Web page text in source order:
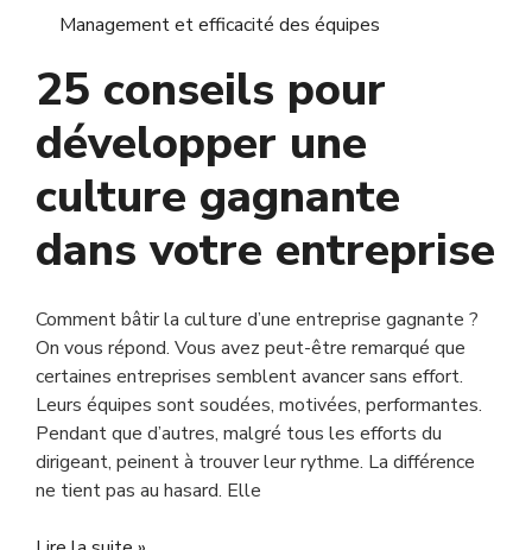
Management et efficacité des équipes
25 conseils pour
développer une
culture gagnante
dans votre entreprise
Comment bâtir la culture d’une entreprise gagnante ?
On vous répond. Vous avez peut-être remarqué que
certaines entreprises semblent avancer sans effort.
Leurs équipes sont soudées, motivées, performantes.
Pendant que d’autres, malgré tous les efforts du
dirigeant, peinent à trouver leur rythme. La différence
ne tient pas au hasard. Elle